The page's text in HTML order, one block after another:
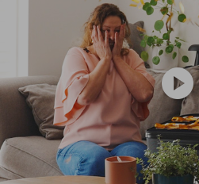
play_circle